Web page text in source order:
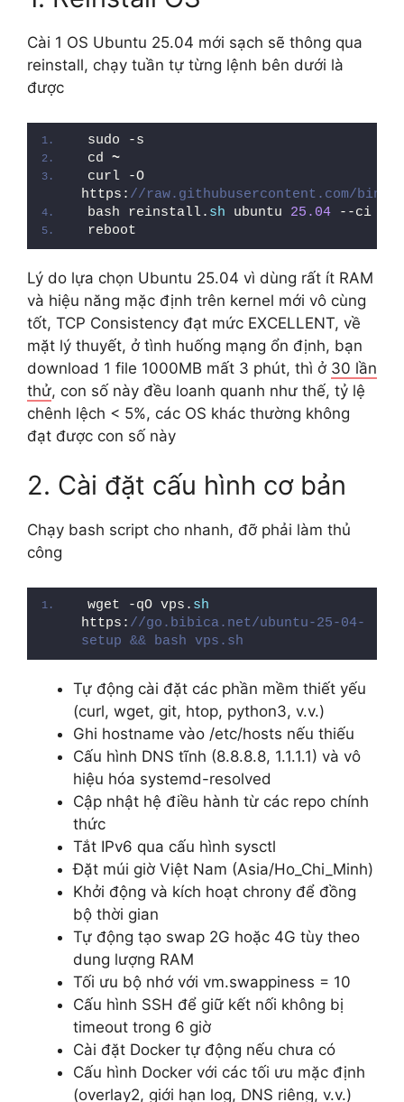
Cài 1 OS Ubuntu 25.04 mới sạch sẽ thông qua
reinstall, chạy tuần tự từng lệnh bên dưới là
được
sudo -s
cd ~
curl -O
https: //raw.githubusercontent.com/
bash reinstall. sh ubuntu 25.04 --ci --
reboot
Lý do lựa chọn Ubuntu 25.04 vì dùng rất ít RAM
và hiệu năng mặc định trên kernel mới vô cùng
tốt, TCP Consistency đạt mức EXCELLENT, về
mặt lý thuyết, ở tình huống mạng ổn định, bạn
download 1 file 1000MB mất 3 phút, thì ở 30 lần
thử, con số này đều loanh quanh như thế, tỷ lệ
chênh lệch < 5%, các OS khác thường không
đạt được con số này
2. Cài đặt cấu hình cơ bản
Chạy bash script cho nhanh, đỡ phải làm thủ
công
wget -qO vps. sh
https: //go.bibica.net/ubuntu-25-04-
setup && bash vps.sh
Tự động cài đặt các phần mềm thiết yếu
(curl, wget, git, htop, python3, v.v.)
Ghi hostname vào /etc/hosts nếu thiếu
Cấu hình DNS tĩnh (8.8.8.8, 1.1.1.1) và vô
hiệu hóa systemd-resolved
Cập nhật hệ điều hành từ các repo chính
thức
Tắt IPv6 qua cấu hình sysctl
Đặt múi giờ Việt Nam (Asia/Ho_Chi_Minh)
Khởi động và kích hoạt chrony để đồng
bộ thời gian
Tự động tạo swap 2G hoặc 4G tùy theo
dung lượng RAM
Tối ưu bộ nhớ với vm.swappiness = 10
Cấu hình SSH để giữ kết nối không bị
timeout trong 6 giờ
Cài đặt Docker tự động nếu chưa có
Cấu hình Docker với các tối ưu mặc định
(overlay2, giới hạn log, DNS riêng, v.v.)